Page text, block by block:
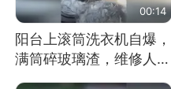
00:14
阳台上滚筒洗衣机自爆，
满筒碎玻璃渣，维修人员
称是人为原因，从未见过